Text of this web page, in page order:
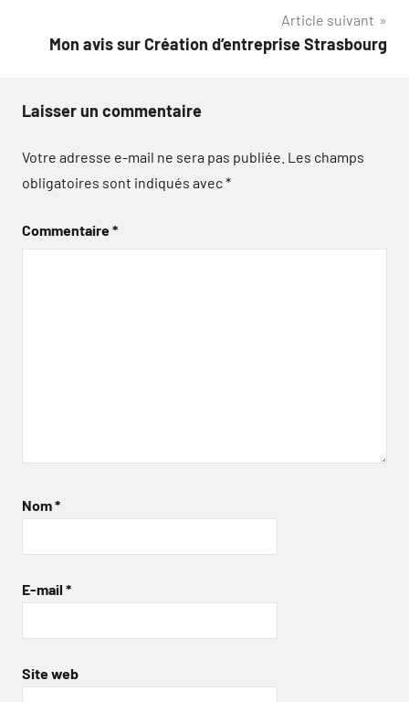
Article suivant
Mon avis sur Création d’entreprise Strasbourg
Laisser un commentaire
Votre adresse e-mail ne sera pas publiée. Les champs
obligatoires sont indiqués avec*
Commentaire*
Nom*
E-mail *
Site web